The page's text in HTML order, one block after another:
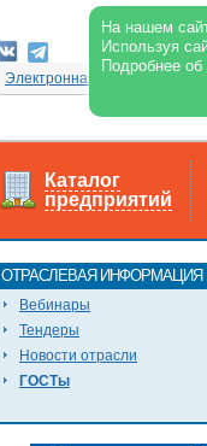
На нашем
Используя
Подробнее
Электронная версия
Каталог
предприятий
ОТРАСЛЕВАЯ ИНФОРМАЦИЯ
Вебинары
Тендеры
Новости отрасли
ГОСТы